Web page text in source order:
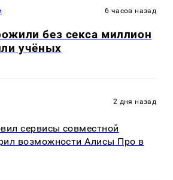
6 часов назад
без секса миллион
учёных
2 дня назад
сервисы совместной
возможности Алисы Про в